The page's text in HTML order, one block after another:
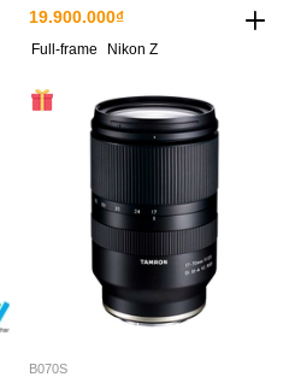
19.900.000₫
Full-frame Nikon Z
B070S